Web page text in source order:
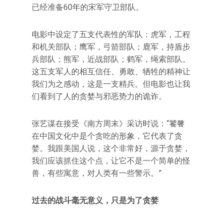
已经准备60年的宋军守卫部队。
电影中设定了五支代表性的军队：虎军，工程
和机关部队；鹰军，弓箭部队；鹿军，持盾步
兵部队；熊军，近战部队；鹤军，绳索部队。
这五支军人的相互信任、勇敢、牺牲的精神让
我们为之感动，这是一支精兵。但电影也让我
们看到了人的贪婪与邪恶势力的诡诈。
张艺谋在接受《南方周末》采访时说：“饕餮
在中国文化中是个贪吃的形象，它代表了贪
婪。我跟美国人说，这个非常好，源于贪婪，
我们应该抓住这个点，让它不是一个简单的怪
兽，有些寓意，对人类有一些警示。”
过去的战斗毫无意义，只是为了贪婪